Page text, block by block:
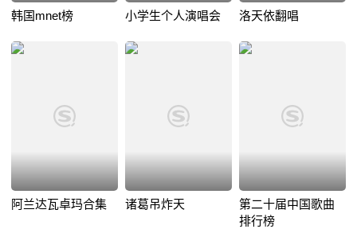
韩国mnet榜 小学生个人演唱会 洛天依翻唱
阿兰达瓦卓玛合集 诸葛吊炸天
第二十届中国歌曲
排行榜